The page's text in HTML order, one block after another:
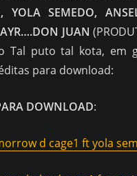
YOLA SEMEDO,
JUAN
Tal puto tal kota, em
para download:
DOWNLOAD:
d cage1 ft yola